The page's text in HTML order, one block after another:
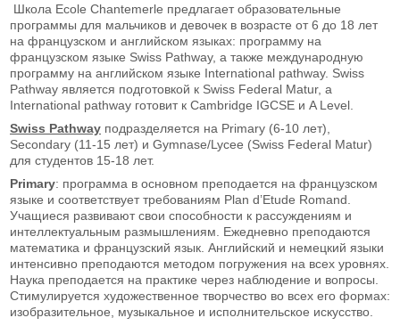
Школа Ecole Chantemerle предлагает образовательные
программы для мальчиков и девочек в возрасте от 6 до 18 лет
на французском и английском языках: программу на
французском языке Swiss Pathway, а также международную
программу на английском языке International pathway. Swiss
Pathway является подготовкой к Swiss Federal Matur, а
International pathway готовит к Cambridge IGCSE и A Level.
Swiss Pathway подразделяется на Primary (6-10 лет),
Secondary (11-15 лет) и Gymnase/Lycee (Swiss Federal Matur)
для студентов 15-18 лет.
Primary: программа в основном преподается на французском
языке и соответствует требованиям Plan d’Etude Romand.
Учащиеся развивают свои способности к рассуждениям и
интеллектуальным размышлениям. Ежедневно преподаются
математика и французский язык. Английский и немецкий языки
интенсивно преподаются методом погружения на всех уровнях.
Наука преподается на практике через наблюдение и вопросы.
Стимулируется художественное творчество во всех его формах:
изобразительное, музыкальное и исполнительское искусство.